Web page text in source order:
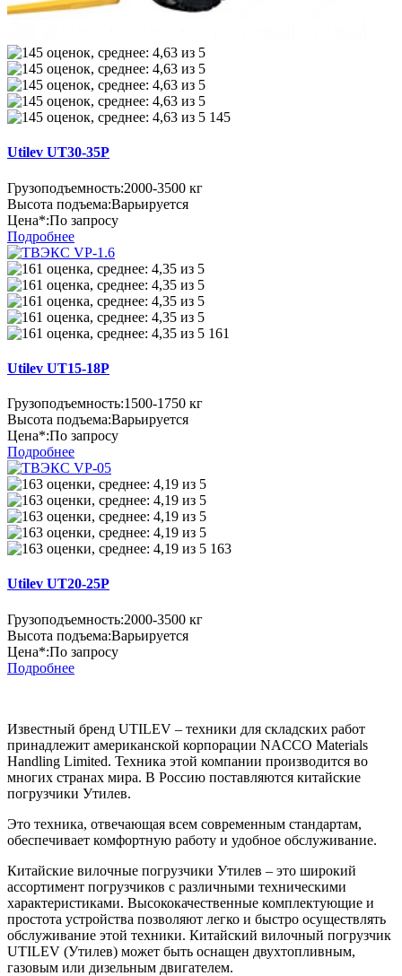
145
Utilev UT30-35P
Грузоподъемность:2000-3500 кг
Высота подъема:Варьируется
Цена*:По запросу
Подробнее
161
Utilev UT15-18P
Грузоподъемность:1500-1750 кг
Высота подъема:Варьируется
Цена*:По запросу
Подробнее
163
Utilev UT20-25P
Грузоподъемность:2000-3500 кг
Высота подъема:Варьируется
Цена*:По запросу
Подробнее
Известный бренд UTILEV – техники для складских работ
принадлежит американской корпорации NACCO Materials
Handling Limited. Техника этой компании производится во
многих странах мира. В Россию поставляются китайские
погрузчики Утилев.
Это техника, отвечающая всем современным стандартам,
обеспечивает комфортную работу и удобное обслуживание.
Китайские вилочные погрузчики Утилев – это широкий
ассортимент погрузчиков с различными техническими
характеристиками. Высококачественные комплектующие и
простота устройства позволяют легко и быстро осуществлять
обслуживание этой техники. Китайский вилочный погрузчик
UTILEV (Утилев) может быть оснащен двухтопливным,
газовым или дизельным двигателем.